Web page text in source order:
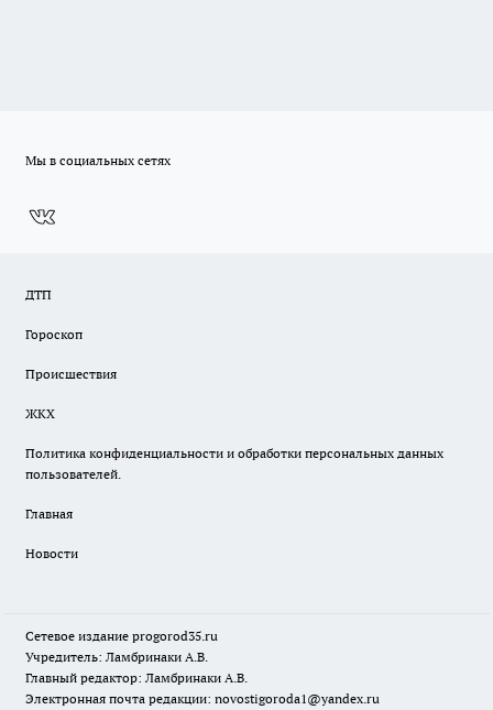
Мы в социальных сетях
ДТП
Гороскоп
Происшествия
ЖКХ
Политика конфиденциальности и обработки персональных данных
пользователей.
Главная
Новости
Сетевое издание progorod35.ru
Учредитель: Ламбринаки А.В.
Главный редактор: Ламбринаки А.В.
Электронная почта редакции: novostigoroda1@yandex.ru